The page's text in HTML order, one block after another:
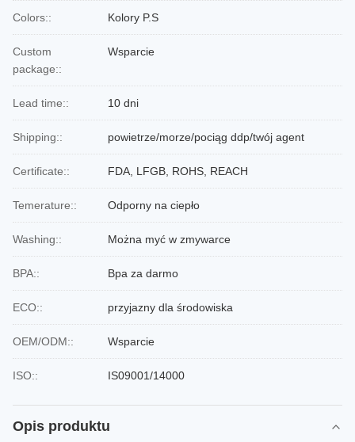
Colors:: Kolory P.S
Custom
package::
Wsparcie
Lead time:: 10 dni
Shipping:: powietrze/morze/pociąg ddp/twój agent
Certificate:: FDA, LFGB, ROHS, REACH
Temerature:: Odporny na ciepło
Washing:: Można myć w zmywarce
BPA:: Bpa za darmo
ECO:: przyjazny dla środowiska
OEM/ODM:: Wsparcie
ISO:: IS09001/14000
Opis produktu